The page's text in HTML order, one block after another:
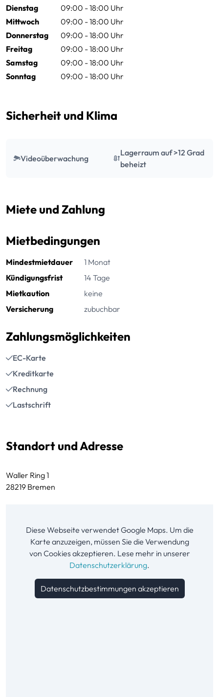
Dienstag
09:00 - 18:00 Uhr
Mittwoch
09:00 - 18:00 Uhr
Donnerstag
09:00 - 18:00 Uhr
Freitag
09:00 - 18:00 Uhr
Samstag
09:00 - 18:00 Uhr
Sonntag
09:00 - 18:00 Uhr
Sicherheit und Klima
Videoüberwachung
Lagerraum auf >12 Grad
beheizt
Miete und Zahlung
Mietbedingungen
Mindestmietdauer
1 Monat
Kündigungsfrist
14 Tage
Mietkaution
keine
Versicherung
zubuchbar
Zahlungsmöglichkeiten
EC-Karte
Kreditkarte
Rechnung
Lastschrift
Standort und Adresse
Waller Ring 1
28219 Bremen
Diese Webseite verwendet Google Maps. Um die
Karte anzuzeigen, müssen Sie die Verwendung
von Cookies akzeptieren. Lese mehr in unserer
Datenschutzerklärung.
Datenschutzbestimmungen akzeptieren